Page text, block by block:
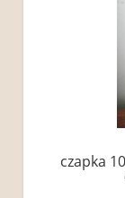
czapka